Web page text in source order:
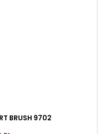
BRUSH 9702